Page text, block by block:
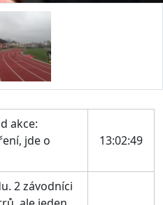
akce:
jde o
13:02:49
2 závodníci